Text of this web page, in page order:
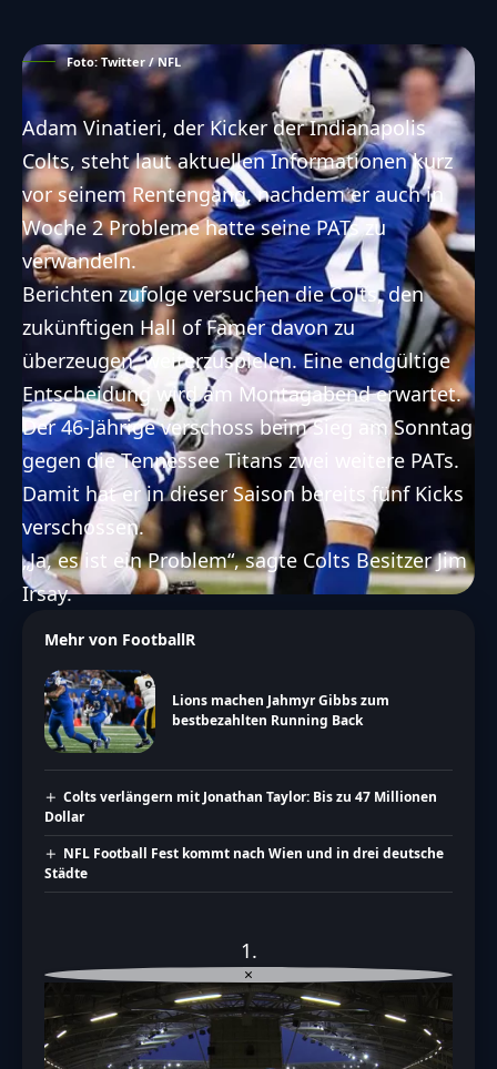
Foto: Twitter / NFL
Adam Vinatieri, der Kicker der Indianapolis
Colts, steht laut aktuellen Informationen kurz
vor seinem Rentengang, nachdem er auch in
Woche 2 Probleme hatte seine PATs zu
verwandeln.
Berichten zufolge versuchen die Colts, den
zukünftigen Hall of Famer davon zu
überzeugen, weiterzuspielen. Eine endgültige
Entscheidung wird am Montagabend erwartet.
Der 46-Jährige verschoss beim Sieg am Sonntag
gegen dieTennessee Titanszwei weitere PATs.
Damit hat er in dieser Saison bereits fünf Kicks
verschossen.
„Ja, es ist ein Problem“, sagte Colts Besitzer Jim
Irsay.
Mehr von FootballR
Lions machen Jahmyr Gibbs zum
bestbezahlten Running Back
Colts verlängern mit Jonathan Taylor: Bis zu 47 Millionen
Dollar
NFL Football Fest kommt nach Wien und in drei deutsche
Städte
×